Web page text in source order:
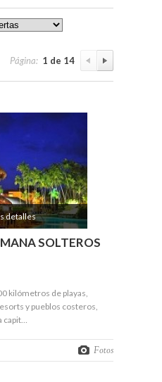
Página: 1 de 14
detalles
SOLTEROS
kilómetros de playas,
y pueblos costeros,
capit…
Fotos